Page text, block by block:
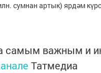
сумнан артык) ярдәм
самым важным и
Татмедиа